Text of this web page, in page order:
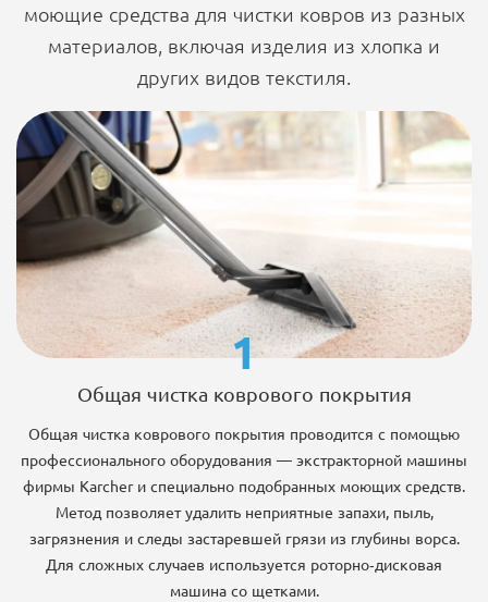
моющие средства для чистки ковров из разных
материалов, включая изделия из хлопка и
других видов текстиля.
1
Общая чистка коврового покрытия
Общая чистка коврового покрытия проводится с помощью
профессионального оборудования — экстракторной машины
фирмы Karcher и специально подобранных моющих средств.
Метод позволяет удалить неприятные запахи, пыль,
загрязнения и следы застаревшей грязи из глубины ворса.
Для сложных случаев используется роторно-дисковая
машина со щетками.